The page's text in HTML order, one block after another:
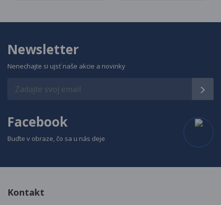
Newsletter
Nenechajte si ujsť naše akcie a novinky
Facebook
Buďte v obraze, čo sa u nás deje
Kontakt